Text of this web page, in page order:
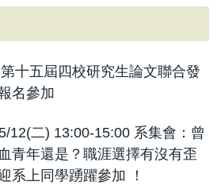
第十五屆四校研究生論文聯合發
名參加
12(二) 13:00-15:00 系集會：曾
青年還是？職涯選擇有沒有歪
系上同學踴躍參加 ！